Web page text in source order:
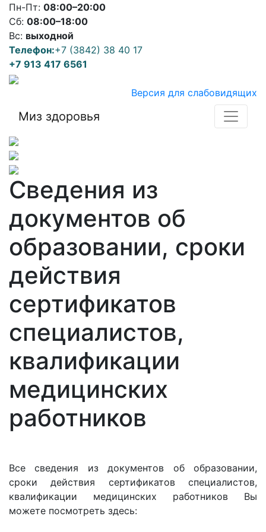
Пн-Пт: 08:00–20:00
Сб: 08:00–18:00
Вс: выходной
Телефон:+7 (3842) 38 40 17
+7 913 417 6561
Версия для слабовидящих
Миз здоровья
Сведения из
документов об
образовании, сроки
действия
сертификатов
специалистов,
квалификации
медицинских
работников
Все сведения из документов об образовании,
сроки действия сертификатов специалистов,
квалификации медицинских работников Вы
можете посмотреть здесь: